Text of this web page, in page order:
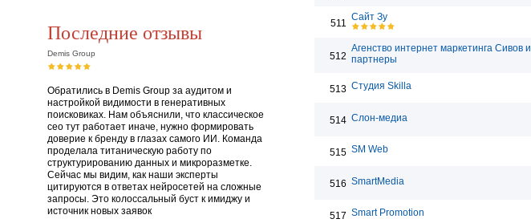
Последние отзывы
Demis Group
Обратились в Demis Group за аудитом и
настройкой видимости в генеративных
поисковиках. Нам объяснили, что классическое
сео тут работает иначе, нужно формировать
доверие к бренду в глазах самого ИИ. Команда
проделала титаническую работу по
структурированию данных и микроразметке.
Сейчас мы видим, как наши эксперты
цитируются в ответах нейросетей на сложные
запросы. Это колоссальный буст к имиджу и
источник новых заявок
511
Сайт Зу
512
Агенство интернет маркетинга Сивов и
партнеры
513 Студия Skilla
514 Слон-медиа
515 SM Web
516 SmartMedia
517 Smart Promotion